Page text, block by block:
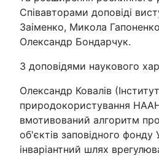
Співавторами доповіді
Заіменко, Микола
Олександр Бондарчук.
З доповідями наукового
Олександр Ковалів (Інститут
природокористування
вмотивований алгоритм
об'єктів заповідного фонду
інваріантний шлях